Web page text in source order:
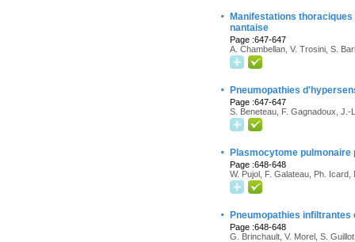
·
Manifestations
nantaise
Page :647-647
A. Chambellan, V. Trosini, S.
· Pneumopathies
Page :647-647
S. Beneteau, F. Gagnadoux,
· Plasmocytome
Page :648-648
W. Pujol, F. Galateau, Ph.
· Pneumopathies
Page :648-648
G. Brinchault, V. Morel, S.